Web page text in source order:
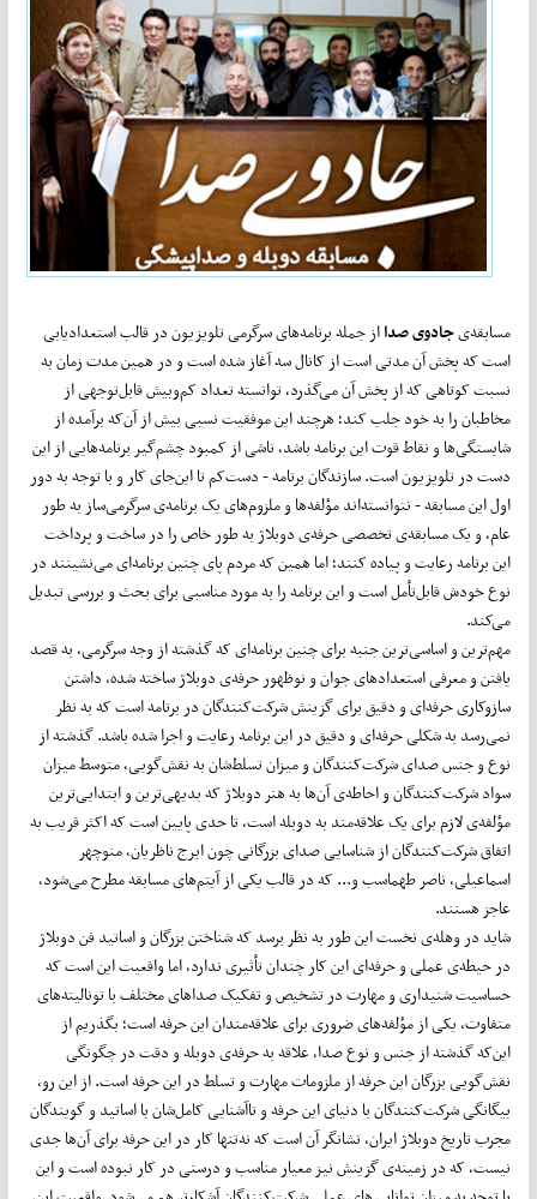
مسابقه‌یجادوی صدااز جمله برنامه‌های سرگرمی تلویزیون در قالب استعدادیابی
است که پخش آن مدتی است از کانال سه آغاز شده است و در همین مدت زمان به
نسبت کوتاهی که از پخش آن می‌گذرد، توانسته تعداد کم‌و‌بیش قابل‌توجهی از
مخاطبان را به خود جلب کند؛ هرچند این موفقیت نسبی بیش از آن‌که برآمده از
شایستگی‌ها و نقاط قوت این برنامه باشد، ناشی از کمبود چشم‌گیر برنامه‌هایی از این
دست در تلویزیون است. سازندگان برنامه - دست‌کم تا این‌جای کار و با توجه به دور
اول این مسابقه - نتوانسته‌اند مؤلفه‌ها و ملزوم‌های یک برنامه‌ی سرگرمی‌ساز به طور
عام، و یک مسابقه‌ی تخصصی حرفه‌ی دوبلاژ به طور خاص را در ساخت و پرداخت
این برنامه رعایت و پیاده کنند؛ اما همین که مردم پای چنین برنامه‌ای می‌نشینند در
نوع خودش قابل‌تأمل است و این برنامه را به مورد مناسبی برای بحث و بررسی تبدیل
می‌کند.
مهم‌ترین و اساسی‌ترین جنبه برای چنین برنامه‌ای که گذشته از وجه سرگرمی، به قصد
یافتن و معرفی استعدادهای جوان و نوظهور حرفه‌ی دوبلاژ ساخته شده، داشتن
سازوکاری حرفه‌ای و دقیق برای گزینش شرکت‌کنندگان در برنامه است که به نظر
نمی‌رسد به شکلی حرفه‌ای و دقیق در این برنامه رعایت و اجرا شده باشد. گذشته از
نوع و جنس صدای شرکت‌کنندگان و میزان تسلط‌شان به نقش‌گویی، متوسط میزان
سواد شرکت‌کنندگان و احاطه‌ی آن‌ها به هنر دوبلاژ که بدیهی‌ترین و ابتدایی‌ترین
مؤلفه‌ی لازم برای یک علاقه‌مند به دوبله است، تا حدی پایین است که اکثر قریب به
اتفاق شرکت‌کنندگان از شناسایی صدای بزرگانی چون ایرج ناظریان، منوچهر
اسماعیلی، ناصر طهماسب و... که در قالب یکی از آیتم‌های مسابقه مطرح می‌شود،
عاجز هستند.
شاید در وهله‌ی نخست این طور به نظر برسد که شناختن بزرگان و اساتید فن دوبلاژ
در حیطه‌ی عملی و حرفه‌ای این کار چندان تأثیری ندارد، اما واقعیت این است که
حساسیت شنیداری و مهارت در تشخیص و تفکیک صداهای مختلف با تونالیته‌های
متفاوت، یکی از مؤلفه‌های ضروری برای علاقه‌مندان این حرفه است؛ بگذریم از
این‌که گذشته از جنس و نوع صدا، علاقه به حرفه‌ی دوبله و دقت در چگونگی
نقش‌گویی بزرگان این حرفه از ملزومات مهارت و تسلط در این حرفه است. از این رو،
بیگانگی شرکت‌کنندگان با دنیای این حرفه و ناآشنایی کامل‌شان با اساتید و گویندگان
مجرب تاریخ دوبلاژ ایران، نشانگر آن است که نه‌تنها کار در این حرفه برای آن‌ها جدی
نیست، که در زمینه‌ی گزینش نیز معیار مناسب و درستی در کار نبوده است و این